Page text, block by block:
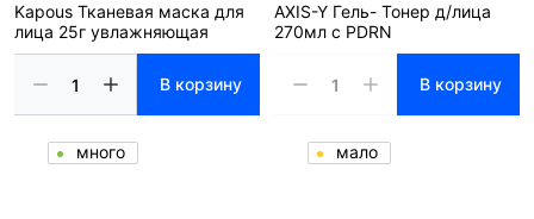
Kapous Тканевая маска для
лица 25г увлажняющая
В корзину
много
AXIS-Y Гель- Тонер д/лица
270мл с PDRN
В корзину
мало